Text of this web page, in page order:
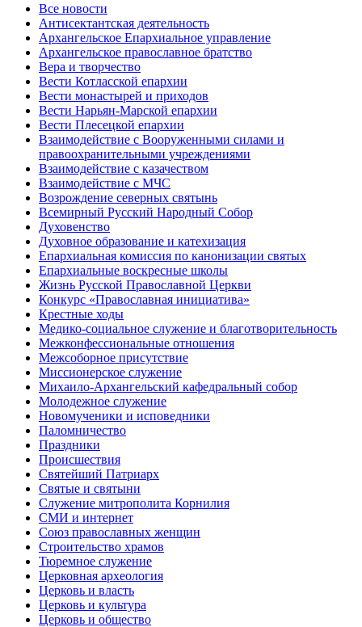
Все новости
Антисектантская деятельность
Архангельское Епархиальное управление
Архангельское православное братство
Вера и творчество
Вести Котласской епархии
Вести монастырей и приходов
Вести Нарьян-Марской епархии
Вести Плесецкой епархии
Взаимодействие с Вооруженными силами и
правоохранительными учреждениями
Взаимодействие с казачеством
Взаимодействие с МЧС
Возрождение северных святынь
Всемирный Русский Народный Собор
Духовенство
Духовное образование и катехизация
Епархиальная комиссия по канонизации святых
Епархиальные воскресные школы
Жизнь Русской Православной Церкви
Конкурс «Православная инициатива»
Крестные ходы
Медико-социальное служение и благотворительность
Межконфессиональные отношения
Межсоборное присутствие
Миссионерское служение
Михаило-Архангельский кафедральный собор
Молодежное служение
Новомученики и исповедники
Паломничество
Праздники
Происшествия
Святейший Патриарх
Святые и святыни
Служение митрополита Корнилия
СМИ и интернет
Союз православных женщин
Строительство храмов
Тюремное служение
Церковная археология
Церковь и власть
Церковь и культура
Церковь и общество